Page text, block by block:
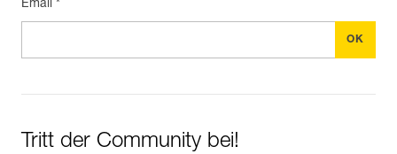
Email *
Tritt der Community bei!